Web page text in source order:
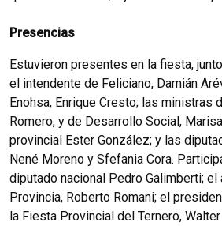
Presencias
Estuvieron presentes en la fiesta,
el intendente de Feliciano, Damián
Enohsa, Enrique Cresto; las ministras
Romero, y de Desarrollo Social,
provincial Ester González; y las
Nené Moreno y Sfefania Cora.
diputado nacional Pedro Galimberti; el
Provincia, Roberto Romani; el
la Fiesta Provincial del Ternero,